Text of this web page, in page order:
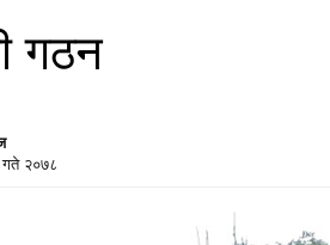
गठन
२०७८